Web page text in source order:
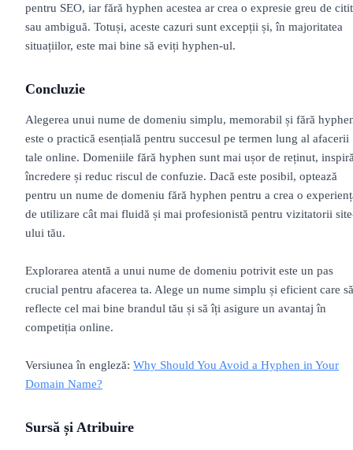
pentru SEO, iar fără hyphen acestea ar crea o expresie greu de citit
sau ambiguă. Totuși, aceste cazuri sunt excepții și, în majoritatea
situațiilor, este mai bine să eviți hyphen-ul.
Concluzie
Alegerea unui nume de domeniu simplu, memorabil și fără
este o practică esențială pentru succesul pe termen lung al afacerii
tale online. Domeniile fără hyphen sunt mai ușor de reținut,
încredere și reduc riscul de confuzie. Dacă este posibil, optează
pentru un nume de domeniu fără hyphen pentru a crea o
de utilizare cât mai fluidă și mai profesionistă pentru vizitatorii
ului tău.
Explorarea atentă a unui nume de domeniu potrivit este un pas
crucial pentru afacerea ta. Alege un nume simplu și eficient care să
reflecte cel mai bine brandul tău și să îți asigure un avantaj în
competiția online.
Versiunea în engleză: Why Should You Avoid a Hyphen in Your
Domain Name?
Sursă și Atribuire